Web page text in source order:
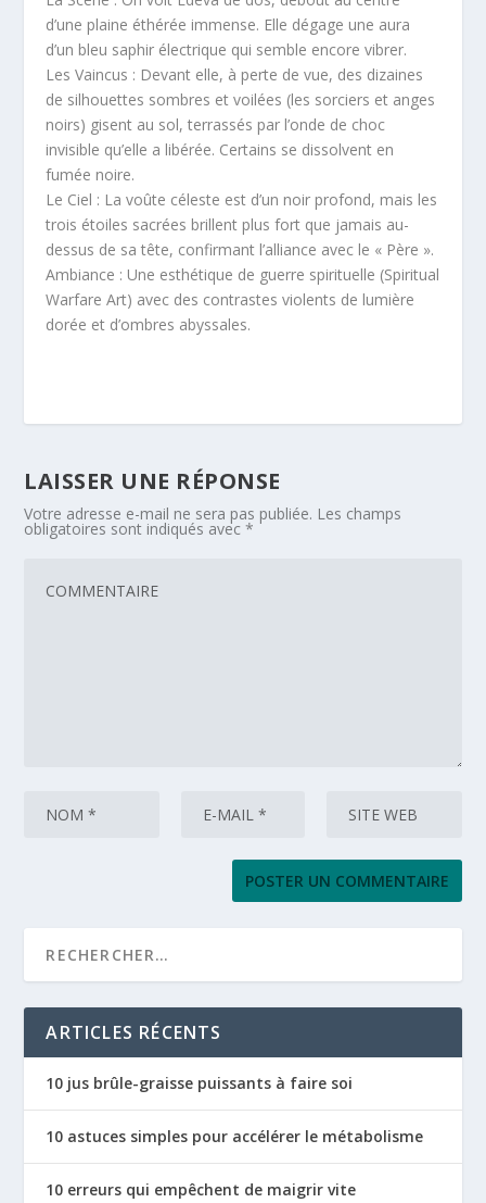
d’une plaine éthérée immense. Elle dégage une aura
d’un bleu saphir électrique qui semble encore vibrer.
Les Vaincus : Devant elle, à perte de vue, des dizaines
de silhouettes sombres et voilées (les sorciers et anges
noirs) gisent au sol, terrassés par l’onde de choc
invisible qu’elle a libérée. Certains se dissolvent en
fumée noire.
Le Ciel : La voûte céleste est d’un noir profond, mais les
trois étoiles sacrées brillent plus fort que jamais au-
dessus de sa tête, confirmant l’alliance avec le « Père ».
Ambiance : Une esthétique de guerre spirituelle (Spiritual
Warfare Art) avec des contrastes violents de lumière
dorée et d’ombres abyssales.
LAISSER UNE RÉPONSE
Votre adresse e-mail ne sera pas publiée. Les champs
obligatoires sont indiqués avec*
ARTICLES RÉCENTS
10 jus brûle-graisse puissants à faire soi
10 astuces simples pour accélérer le métabolisme
10 erreurs qui empêchent de maigrir vite